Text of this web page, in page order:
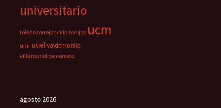
universitario
toledo torrejoncillo torrijos ucm
unir utielvaldemorillo
villamuriel de cerrato
agosto 2026